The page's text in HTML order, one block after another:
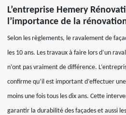
L’entreprise Hemery
l’importance de la
Selon les règlements, le ravalement de
les 10 ans. Les travaux à faire lors d’un
n’ont pas vraiment de différence.
confirme qu’il est important d’effectuer
moins une fois tous les dix ans. Cette
garantir la durabilité des façades et aussi